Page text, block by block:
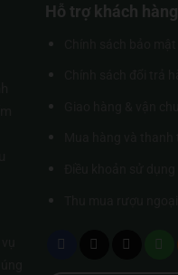
Hỗ trợ khách hàng